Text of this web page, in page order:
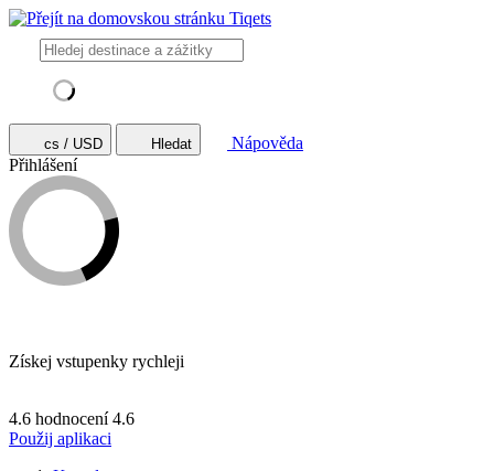
cs / USD Hledat
Nápověda
Přihlášení
Získej vstupenky rychleji
4.6 hodnocení 4.6
Použij aplikaci